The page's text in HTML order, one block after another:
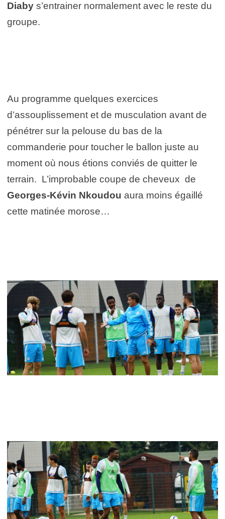
Diaby s’entrainer normalement avec le reste du
groupe.
Au programme quelques exercices
d’assouplissement et de musculation avant de
pénétrer sur la pelouse du bas de la
commanderie pour toucher le ballon juste au
moment où nous étions conviés de quitter le
terrain. L’improbable coupe de cheveux de
Georges-Kévin Nkoudou aura moins égaillé
cette matinée morose…